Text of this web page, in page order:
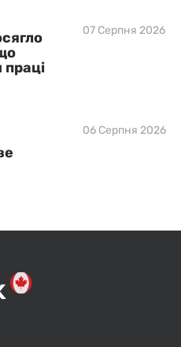
07 Серпня 2026
06 Серпня 2026